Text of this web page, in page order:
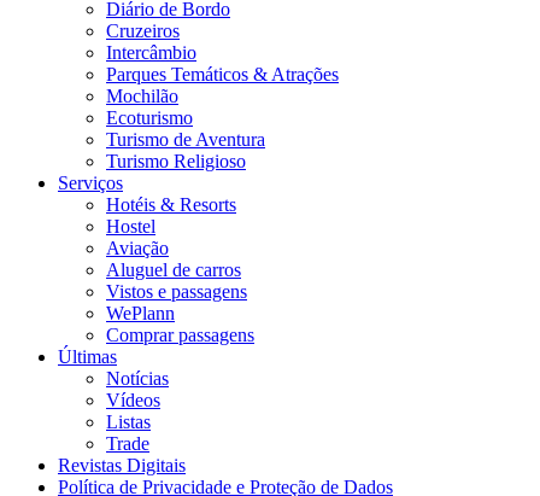
Diário de Bordo
Cruzeiros
Intercâmbio
Parques Temáticos & Atrações
Mochilão
Ecoturismo
Turismo de Aventura
Turismo Religioso
Serviços
Hotéis & Resorts
Hostel
Aviação
Aluguel de carros
Vistos e passagens
WePlann
Comprar passagens
Últimas
Notícias
Vídeos
Listas
Trade
Revistas Digitais
Política de Privacidade e Proteção de Dados